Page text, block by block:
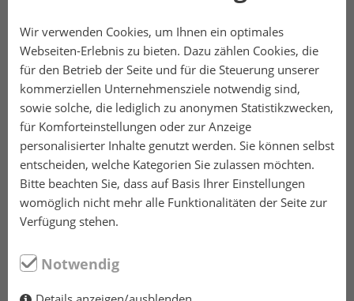
professionellen Händen.
MEHR ERFAHREN
Wir verwenden Cookies, um Ihnen ein optimales
Webseiten-Erlebnis zu bieten. Dazu zählen Cookies, die
für den Betrieb der Seite und für die Steuerung unserer
kommerziellen Unternehmensziele notwendig sind,
sowie solche, die lediglich zu anonymen Statistikzwecken,
für Komforteinstellungen oder zur Anzeige
personalisierter Inhalte genutzt werden. Sie können selbst
entscheiden, welche Kategorien Sie zulassen möchten.
Bitte beachten Sie, dass auf Basis Ihrer Einstellungen
womöglich nicht mehr alle Funktionalitäten der Seite zur
Verfügung stehen.
Notwendig